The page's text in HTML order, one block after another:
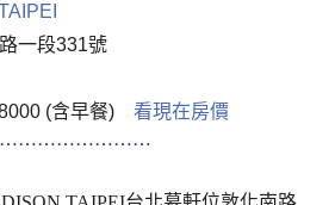
一段331號
(含早餐)看現在房價